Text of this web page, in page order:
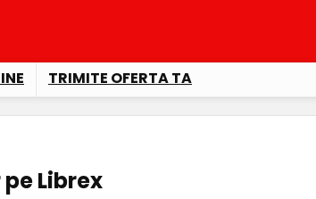
TRIMITE OFERTA TA
Librex